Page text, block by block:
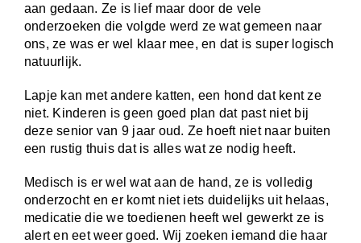
aan gedaan. Ze is lief maar door de vele
onderzoeken die volgde werd ze wat gemeen naar
ons, ze was er wel klaar mee, en dat is super logisch
natuurlijk.
Lapje kan met andere katten, een hond dat kent ze
niet. Kinderen is geen goed plan dat past niet bij
deze senior van 9 jaar oud. Ze hoeft niet naar buiten
een rustig thuis dat is alles wat ze nodig heeft.
Medisch is er wel wat aan de hand, ze is volledig
onderzocht en er komt niet iets duidelijks uit helaas,
medicatie die we toedienen heeft wel gewerkt ze is
alert en eet weer goed. Wij zoeken iemand die haar